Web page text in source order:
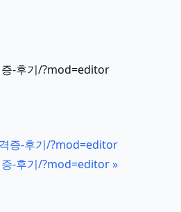
-후기/?mod=editor
증-후기/?mod=editor
-후기/?mod=editor»